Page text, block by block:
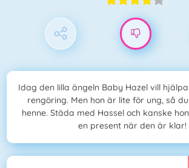
Idag den lilla ängeln Baby Hazel vill
rengöring. Men hon är lite för ung, så
henne. Städa med Hassel och kanske
en present när den är klar!